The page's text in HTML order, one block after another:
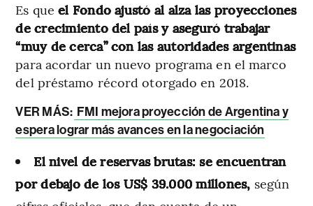
Es queel Fondo ajustó al alza las proyecciones
de crecimiento del país y aseguró trabajar
“muy de cerca” con las autoridades argentinas
para acordar un nuevo programa en el marco
del préstamo récord otorgado en 2018.
VER MÁS: FMI mejora proyección de Argentina y
espera lograr más avances en la negociación
El nivel de reservas brutas: se encuentran
por debajo de los US$ 39.000 millones, según